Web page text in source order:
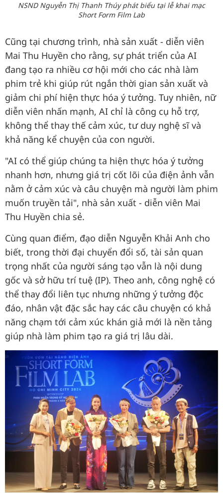
NSND Nguyễn Thị Thanh Thúy phát biểu tại lễ khai mạc
Short Form Film Lab
Cũng tại chương trình, nhà sản xuất - diễn viên
Mai Thu Huyền cho rằng, sự phát triển của AI
đang tạo ra nhiều cơ hội mới cho các nhà làm
phim trẻ khi giúp rút ngắn thời gian sản xuất và
giảm chi phí hiện thực hóa ý tưởng. Tuy nhiên, nữ
diễn viên nhấn mạnh, AI chỉ là công cụ hỗ trợ,
không thể thay thế cảm xúc, tư duy nghệ sĩ và
khả năng kể chuyện của con người.
"AI có thể giúp chúng ta hiện thực hóa ý tưởng
nhanh hơn, nhưng giá trị cốt lõi của điện ảnh vẫn
nằm ở cảm xúc và câu chuyện mà người làm phim
muốn truyền tải", nhà sản xuất - diễn viên Mai
Thu Huyền chia sẻ.
Cùng quan điểm, đạo diễn Nguyễn Khải Anh cho
biết, trong thời đại chuyển đổi số, tài sản quan
trọng nhất của người sáng tạo vẫn là nội dung
gốc và sở hữu trí tuệ (IP). Theo anh, công nghệ có
thể thay đổi liên tục nhưng những ý tưởng độc
đáo, nhân vật đặc sắc hay các câu chuyện có khả
năng chạm tới cảm xúc khán giả mới là nền tảng
giúp nhà làm phim tạo ra giá trị lâu dài.